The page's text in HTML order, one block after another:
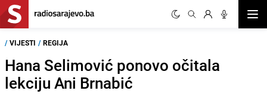
/ VIJESTI / REGIJA
Hana Selimović ponovo očitala
lekciju Ani Brnabić